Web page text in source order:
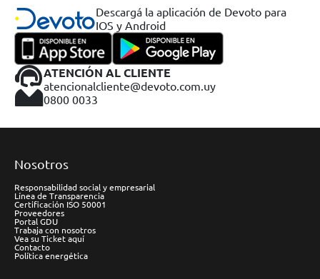
Descargá la aplicación de Devoto para
IOS y Android
ATENCIÓN AL CLIENTE
atencionalcliente@devoto.com.uy
0800 0033
Nosotros
Responsabilidad social y empresarial
Línea de Transparencia
Certificación ISO 50001
Proveedores
Portal GDU
Trabaja con nosotros
Vea su Ticket aquí
Contacto
Política energética